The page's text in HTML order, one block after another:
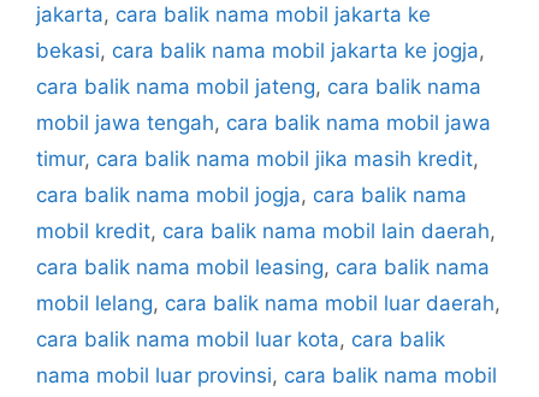
jakarta, cara balik nama mobil jakarta ke
bekasi, cara balik nama mobil jakarta ke jogja,
cara balik nama mobil jateng, cara balik nama
mobil jawa tengah, cara balik nama mobil jawa
timur, cara balik nama mobil jika masih kredit,
cara balik nama mobil jogja, cara balik nama
mobil kredit, cara balik nama mobil lain daerah,
cara balik nama mobil leasing, cara balik nama
mobil lelang, cara balik nama mobil luar daerah,
cara balik nama mobil luar kota, cara balik
nama mobil luar provinsi, cara balik nama mobil